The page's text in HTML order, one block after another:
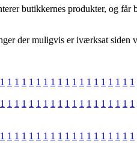
butikkernes produkter, og får
der muligvis er iværksat siden
1 1 1 1 1 1 1 1 1 1 1 1 1 1 1 1 1 1 1
1 1 1 1 1 1 1 1 1 1 1 1 1 1 1 1 1 1 1
1 1 1 1 1 1 1 1 1 1 1 1 1 1 1 1 1 1 1